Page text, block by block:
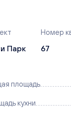
Парк
Номер
67
площадь
кухни